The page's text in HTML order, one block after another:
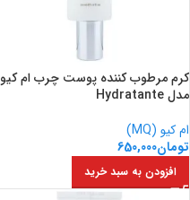
کرم مرطوب کننده پوست چرب ام کیو
مدل Hydratante
ام کیو (MQ)
تومان650,000
افزودن به سبد خرید